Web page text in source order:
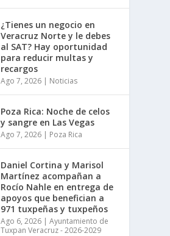
¿Tienes un negocio en
Veracruz Norte y le debes
al SAT? Hay oportunidad
para reducir multas y
recargos
Ago 7, 2026 | Noticias
Poza Rica: Noche de celos
y sangre en Las Vegas
Ago 7, 2026 | Poza Rica
Daniel Cortina y Marisol
Martínez acompañan a
Rocío Nahle en entrega de
apoyos que benefician a
971 tuxpeñas y tuxpeños
Ago 6, 2026 |Ayuntamiento de
Tuxpan Veracruz - 2026-2029